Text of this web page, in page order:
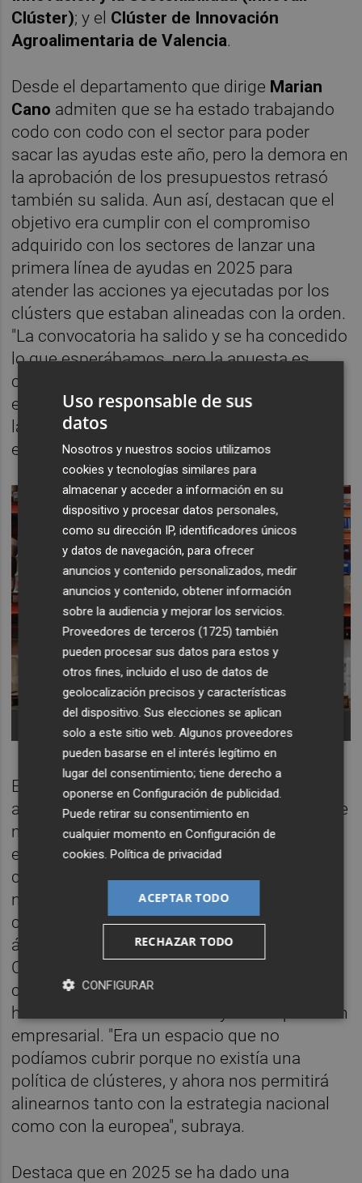
Clúster); y el Clúster de Innovación
Agroalimentaria de Valencia.
Desde el departamento que dirige Marian
Cano admiten que se ha estado trabajando
codo con codo con el sector para poder
sacar las ayudas este año, pero la demora en
la aprobación de los presupuestos retrasó
también su salida. Aun así, destacan que el
objetivo era cumplir con el compromiso
adquirido con los sectores de lanzar una
primera línea de ayudas en 2025 para
atender las acciones ya ejecutadas por los
clústers que estaban alineadas con la orden.
"La convocatoria ha salido y se ha concedido
lo que esperábamos, pero la apuesta es
claramente a largo plazo, para consolidarla
en 2026", subrayan. De cara al próximo año,
la intención es lanzar una nueva resolución
en febrero.
Foto: Tiger Lily/PEXELS
En atención a este diario, el secretario
autonómico de Industria,Felipe Carrasco
, se
muestra satisfecho con esta primera
experiencia que considera necesaria en una
comunidad autónoma con un elevado
número de clústeres y que, hasta ahora,
carecía de una política específica en este
ámbito. Pero, también, para alinear a la
Comunitat con la política europea de
clústeres, que dirige cada vez más fondos
hacia acciones industriales y de cooperación
empresarial. "Era un espacio que no
podíamos cubrir porque no existía una
política de clústeres, y ahora nos permitirá
alinearnos tanto con la estrategia nacional
como con la europea", subraya.
Destaca que en 2025 se ha dado una
Uso responsable de sus
datos
Nosotros y nuestros socios utilizamos
cookies y tecnologías similares para
almacenar y acceder a información en su
dispositivo y procesar datos personales,
como su dirección IP, identificadores únicos
y datos de navegación, para ofrecer
anuncios y contenido personalizados, medir
anuncios y contenido, obtener información
sobre la audiencia y mejorar los servicios.
Proveedores de terceros (1725) también
pueden procesar sus datos para estos y
otros fines, incluido el uso de datos de
geolocalización precisos y características
del dispositivo. Sus elecciones se aplican
solo a este sitio web. Algunos proveedores
pueden basarse en el interés legítimo en
lugar del consentimiento; tiene derecho a
oponerse enConfiguración de publicidad.
Puede retirar su consentimiento en
cualquier momento enConfiguración de
cookies.Política de privacidad
ACEPTAR TODO
RECHAZAR TODO
CONFIGURAR